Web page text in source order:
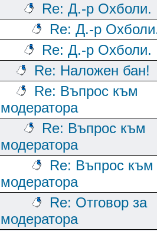
Re: Д.-р Охболи.
Re: Д.-р
Re: Д.-р Охболи.
Re: Наложен бан!
Re: Въпрос към
модератора
Re: Въпрос към
модератора
Re: Въпрос към
модератора
Re: Отговор за
модератора